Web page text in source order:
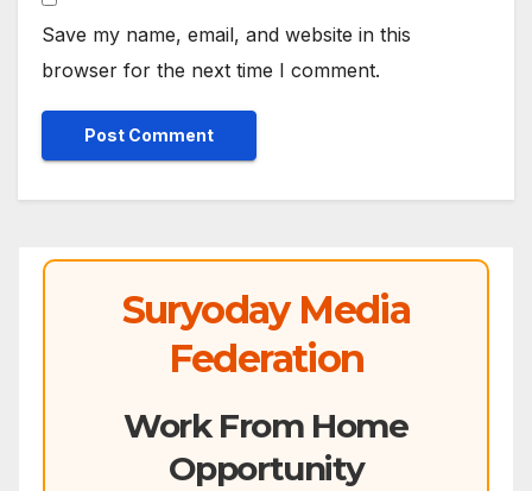
Save my name, email, and website in this
browser for the next time I comment.
Suryoday Media
Federation
Work From Home
Opportunity